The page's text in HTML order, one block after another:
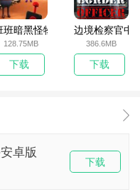
版
班暗黑怪物生存挑战5
128.75MB
下载
边境检察官中
386.6MB
下载
卓版
下载